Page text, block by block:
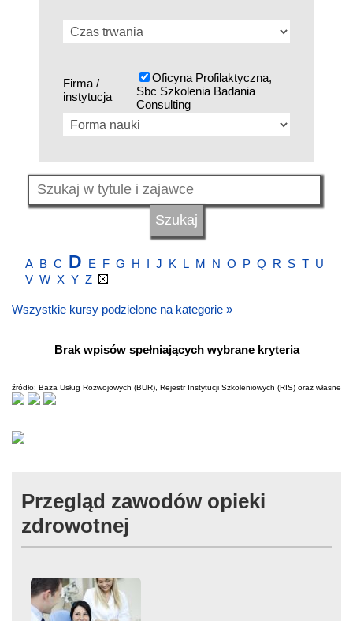
Przegląd zawodów opieki
zdrowotnej
Firma /
instytucja
Oficyna Profilaktyczna,
Sbc Szkolenia Badania
Consulting
A B C D E F G H I J K L M N O P Q R S T U
V W X Y Z
Wszystkie kursy podzielone na kategorie »
Brak wpisów spełniających wybrane kryteria
źródło: Baza Usług Rozwojowych (BUR), Rejestr Instytucji Szkoleniowych (RIS) oraz własne